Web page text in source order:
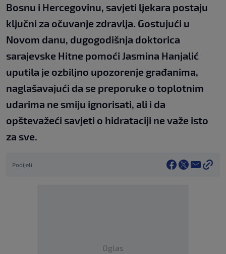
Bosnu i Hercegovinu, savjeti ljekara postaju
ključni za očuvanje zdravlja. Gostujući u
Novom danu, dugogodišnja doktorica
sarajevske Hitne pomoći Jasmina Hanjalić
uputila je ozbiljno upozorenje građanima,
naglašavajući da se preporuke o toplotnim
udarima ne smiju ignorisati, ali i da
opštevažeći savjeti o hidrataciji ne važe isto
za sve.
Podijeli
Oglas